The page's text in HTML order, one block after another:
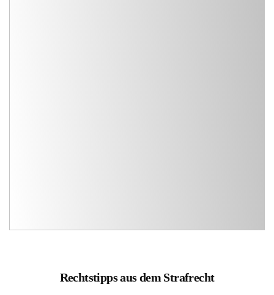
Rechtstipps aus dem Strafrecht